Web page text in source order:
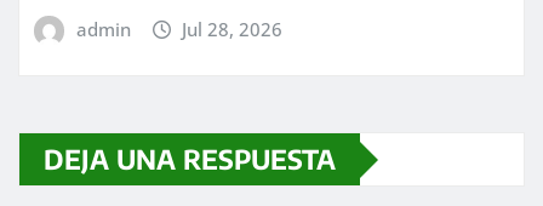
admin Jul 28, 2026
DEJA UNA RESPUESTA